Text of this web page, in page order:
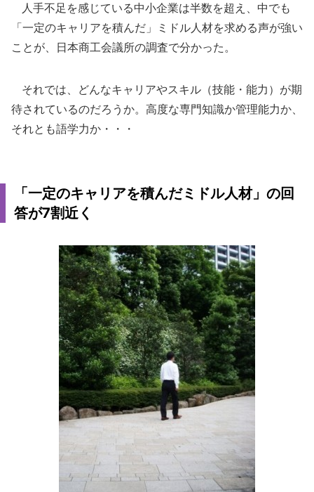
人手不足を感じている中小企業は半数を超え、中でも
「一定のキャリアを積んだ」ミドル人材を求める声が強い
ことが、日本商工会議所の調査で分かった。
それでは、どんなキャリアやスキル（技能・能力）が期
待されているのだろうか。高度な専門知識か管理能力か、
それとも語学力か・・・
「一定のキャリアを積んだミドル人材」の回
答が7割近く